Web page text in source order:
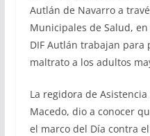
Autlán de Navarro a
Municipales de Salud,
DIF Autlán trabajan para
maltrato a los adultos
La regidora de
Macedo, dio a conocer
el marco del Día contra